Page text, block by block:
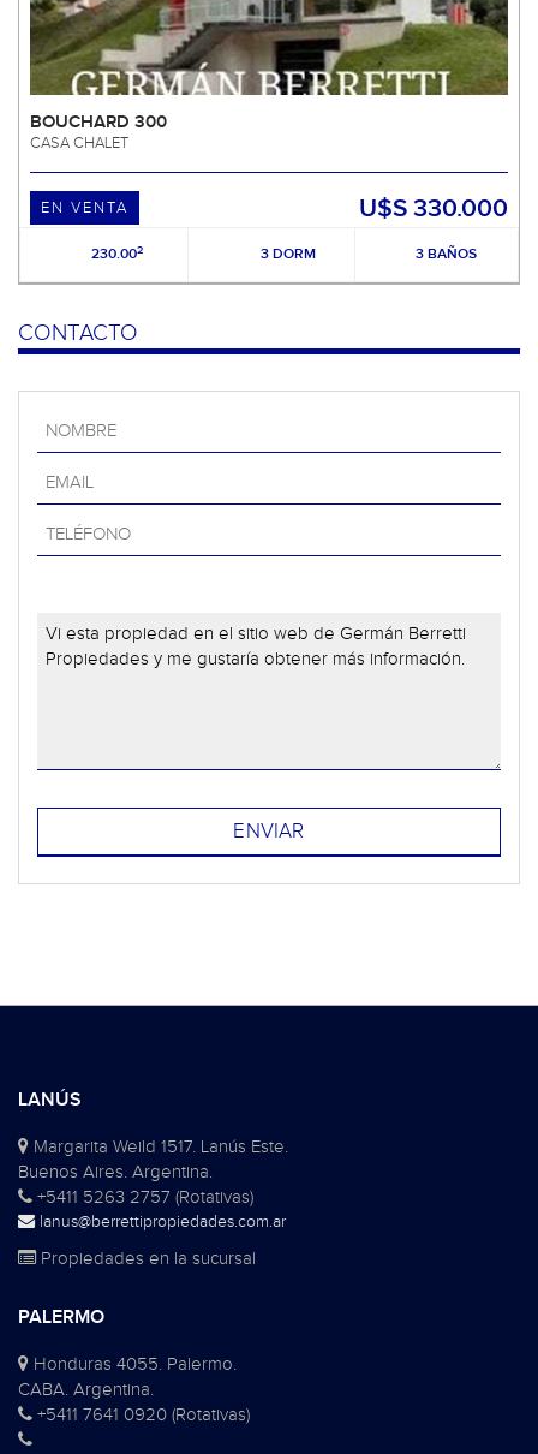
BOUCHARD 300
CASA CHALET
EN VENTA U$S 330.000
230.002 3 DORM 3 BAÑOS
CONTACTO
LANÚS
Margarita Weild 1517. Lanús Este.
Buenos Aires. Argentina.
+5411 5263 2757 (Rotativas)
lanus@berrettipropiedades.com.ar
Propiedades en la sucursal
PALERMO
Honduras 4055. Palermo.
CABA. Argentina.
+5411 7641 0920 (Rotativas)